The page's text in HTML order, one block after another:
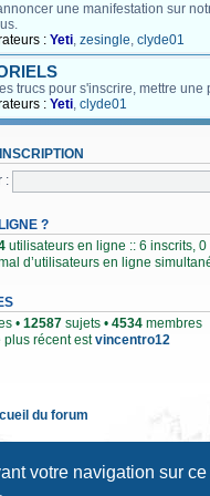
votre navigation sur
une manifestation sur
: Yeti, zesingle, clyde01
trucs pour s'inscrire, mettre
: Yeti, clyde01
INSCRIPTION
:
?
utilisateurs en ligne :: 6 inscrits,
d’utilisateurs en ligne
• 12587 sujets • 4534 membres
plus récent estvincentro12
du forum